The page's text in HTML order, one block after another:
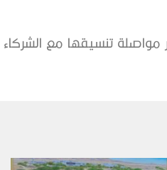
تنسيقها مع الشركاء